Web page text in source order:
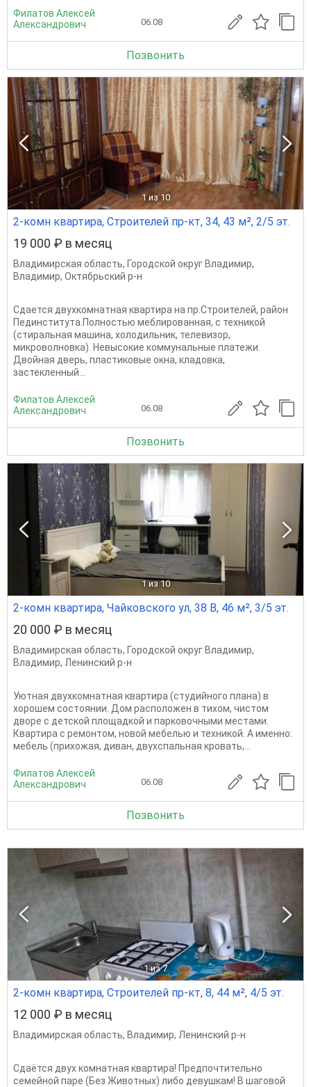
Филатов Алексей
Александрович
06.08
Позвонить
1 из 10
2-комн квартира, Строителей пр-кт, 34, 43 м², 2/5 эт.
19 000 ₽ в месяц
Владимирская область, Городской округ Владимир,
Владимир, Октябрьский р-н
Сдается двухкомнатная квартира на пр.Строителей, район
Пединститута.Полностью меблированная, с техникой
(стиральная машина, холодильник, телевизор,
микроволновка). Невысокие коммунальные платежи.
Двойная дверь, пластиковые окна, кладовка,
застекленный...
Филатов Алексей
Александрович
06.08
Позвонить
1 из 10
2-комн квартира, Чайковского ул, 38 В, 46 м², 3/5 эт.
20 000 ₽ в месяц
Владимирская область, Городской округ Владимир,
Владимир, Ленинский р-н
Уютная двухкомнатная квартира (студийного плана) в
хорошем состоянии. Дом расположен в тихом, чистом
дворе с детской площадкой и парковочными местами.
Квартира с ремонтом, новой мебелью и техникой. А именно:
мебель (прихожая, диван, двухспальная кровать,...
Филатов Алексей
Александрович
06.08
Позвонить
1 из 7
2-комн квартира, Строителей пр-кт, 8, 44 м², 4/5 эт.
12 000 ₽ в месяц
Владимирская область, Владимир, Ленинский р-н
Сдаётся двух комнатная квартира! Предпочтительно
семейной паре (Без Животных) либо девушкам! В шаговой